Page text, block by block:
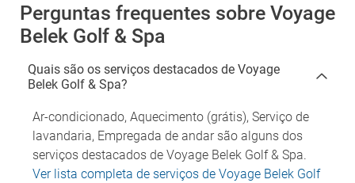
Perguntas frequentes sobre Voyage
Belek Golf & Spa
Quais são os serviços destacados de Voyage
Belek Golf & Spa?
Ar-condicionado, Aquecimento (grátis), Serviço de
lavandaria, Empregada de andar são alguns dos
serviços destacados de Voyage Belek Golf & Spa.
Ver lista completa de serviços de Voyage Belek Golf